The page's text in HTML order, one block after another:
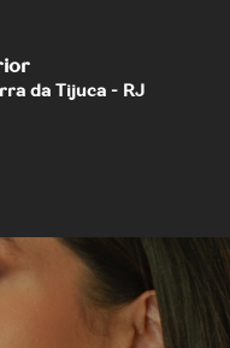
da Tijuca - RJ